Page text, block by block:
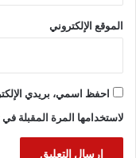
الموقع الإلكتروني
احفظ اسمي، بريدي
لاستخدامها المرة المقبلة